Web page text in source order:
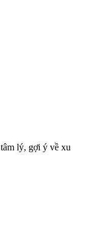
lý, gợi ý về xu